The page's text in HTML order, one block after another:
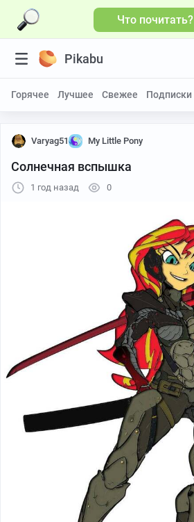
Что почитать?
Pikabu
Горячее Лучшее Свежее Подписки
Varyag51 My Little Pony
Солнечная вспышка
1 год назад 0